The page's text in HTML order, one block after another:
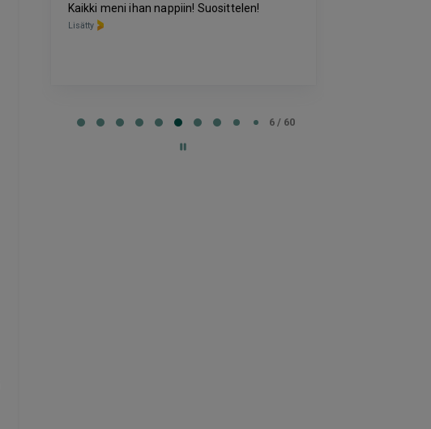
Kaikki meni ihan nappiin! Suosittelen!
Lisätty
6 / 60